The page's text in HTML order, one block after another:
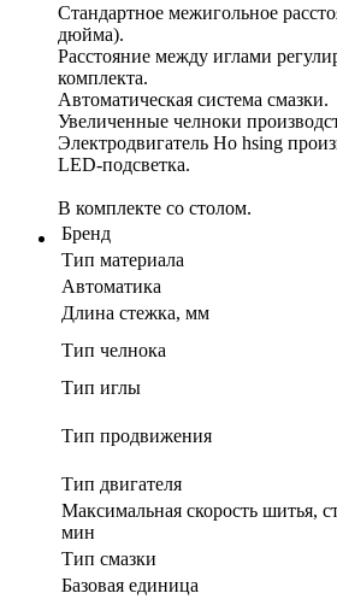
Стандартное межигольное
дюйма).
Расстояние между иглами
комплекта.
Автоматическая система смазки.
Увеличенные челноки
Электродвигатель Ho hsing
LED-подсветка.
В комплекте со столом.
Бренд
Тип материала
Автоматика
Длина стежка, мм
Тип челнока
Тип иглы
Тип продвижения
Тип двигателя
Максимальная скорость шитья,
мин
Тип смазки
Базовая единица